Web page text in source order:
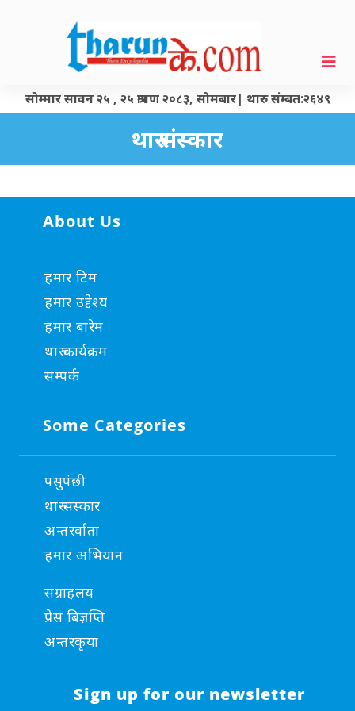
सोम्मार सावन २५ , २५ श्रावण २०८३, सोमबार| थारु संम्बत:२६४९
थारु संस्कार
About Us
हमार टिम
हमार उद्देश्य
हमार बारेम
थारु कार्यक्रम
सम्पर्क
Some Categories
पसुपंछी
थारु सस्कार
अन्तरर्वाता
हमार अभियान
संग्राहलय
प्रेस बिज्ञप्ति
अन्तरकृया
Sign up for our newsletter